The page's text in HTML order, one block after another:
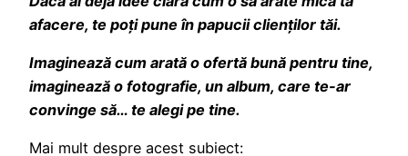
afacere, te poți pune în papucii clienților tăi.
Imaginează cum arată o ofertă bună pentru tine,
imaginează o fotografie, un album, care te-ar
convinge să… te alegi pe tine.
Mai mult despre acest subiect: